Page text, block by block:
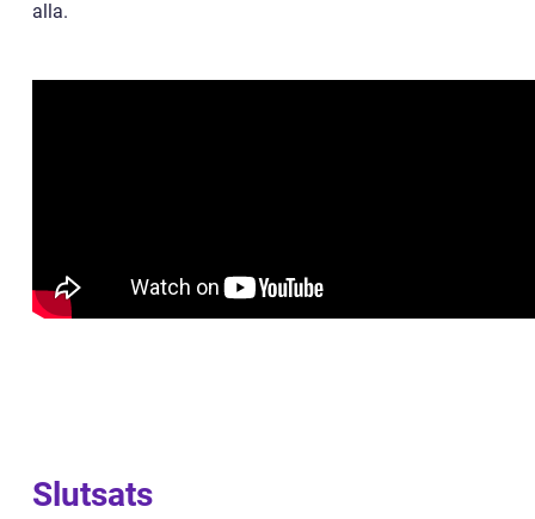
alla.
Slutsats